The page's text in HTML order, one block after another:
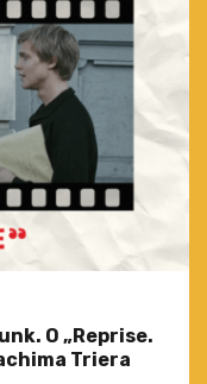
O „Reprise.
Triera